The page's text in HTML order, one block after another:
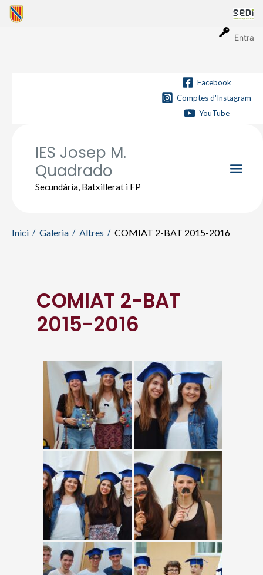
Entra
Vés
Facebook
Comptes d'Instagram
YouTube
IES Josep M.
Quadrado
Secundària, Batxillerat i FP
Inici Galeria Altres COMIAT 2-BAT 2015-2016
COMIAT 2-BAT
2015-2016